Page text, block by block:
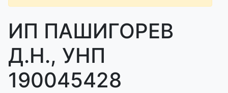
ИП ПАШИГОРЕВ
Д.Н., УНП
190045428